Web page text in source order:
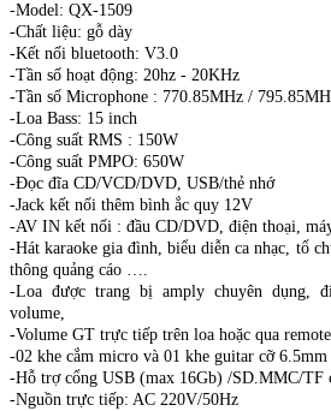
-Model: QX-1509
-Chất liệu: gỗ dày
-Kết nối bluetooth: V3.0
-Tần số hoạt động: 20hz - 20KHz
-Tần số Microphone : 770.85MHz /
-Loa Bass: 15 inch
-Công suất RMS : 150W
-Công suất PMPO: 650W
-Đọc đĩa CD/VCD/DVD, USB/thẻ nhớ
-Jack kết nối thêm bình ắc quy 12V
-AV IN kết nối : đầu CD/DVD, điện thoại,
-Hát karaoke gia đình, biểu diễn ca nhạc, tổ
thông quảng cáo ….
-Loa được trang bị amply chuyên dụng,
volume,
-Volume GT trực tiếp trên loa hoặc qua
-02 khe cắm micro và 01 khe guitar cỡ 6.5mm
-Hỗ trợ cổng USB (max 16Gb) /SD.MMC/TF
-Nguồn trực tiếp: AC 220V/50Hz